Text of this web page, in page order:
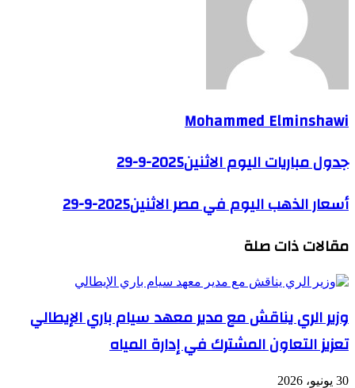
Mohammed Elminshawi
جدول مباريات اليوم الاثنين2025-9-29
أسعار الذهب اليوم في مصر الاثنين2025-9-29
مقالات ذات صلة
وزير الري يناقش مع مدير معهد سيام باري الإيطالي
تعزيز التعاون المشترك في إدارة المياه
30 يونيو، 2026